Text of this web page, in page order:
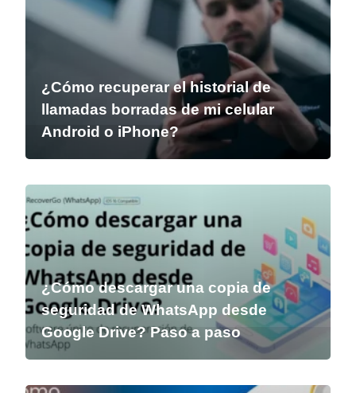
¿Cómo recuperar el historial de
llamadas borradas de mi celular
Android o iPhone?
¿Cómo descargar una copia de
seguridad de WhatsApp desde
Google Drive? Paso a paso